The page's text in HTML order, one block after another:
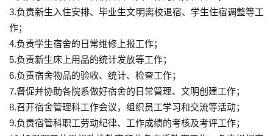
3.负责新生入住安排、毕业生文明离校退宿、学生住宿调整等工
作；
4.负责学生宿舍的日常维修上报工作；
5.负责新生床上用品的统计发放等工作；
6.负责宿舍物品的验收、统计、检查工作；
7.督促并协助各院系做好宿舍的日常管理、文明创建工作；
8.召开宿舍管理科工作会议，组织员工学习和交流等活动；
9.负责宿管科职工劳动纪律、工作成绩的考核及考评工作；